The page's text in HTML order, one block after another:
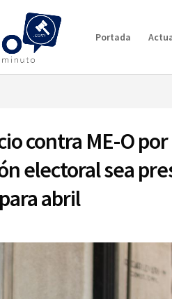
⚠️ Hosting plan for this site has
Portada
contra ME-O
electoral sea
abril